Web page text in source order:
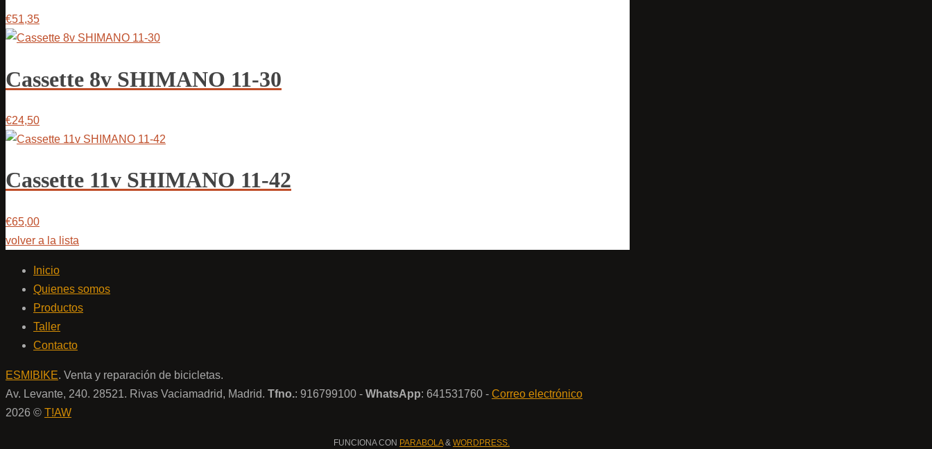
€51,35
Cassette 8v SHIMANO 11-30
€24,50
Cassette 11v SHIMANO 11-42
€65,00
volver a la lista
Inicio
Quienes somos
Productos
Taller
Contacto
ESMIBIKE. Venta y reparación de bicicletas.
Av. Levante, 240. 28521. Rivas Vaciamadrid, Madrid. Tfno.: 916799100 - WhatsApp: 641531760 - Correo electrónico
2026 © T!AW
FUNCIONA CON PARABOLA& WORDPRESS.